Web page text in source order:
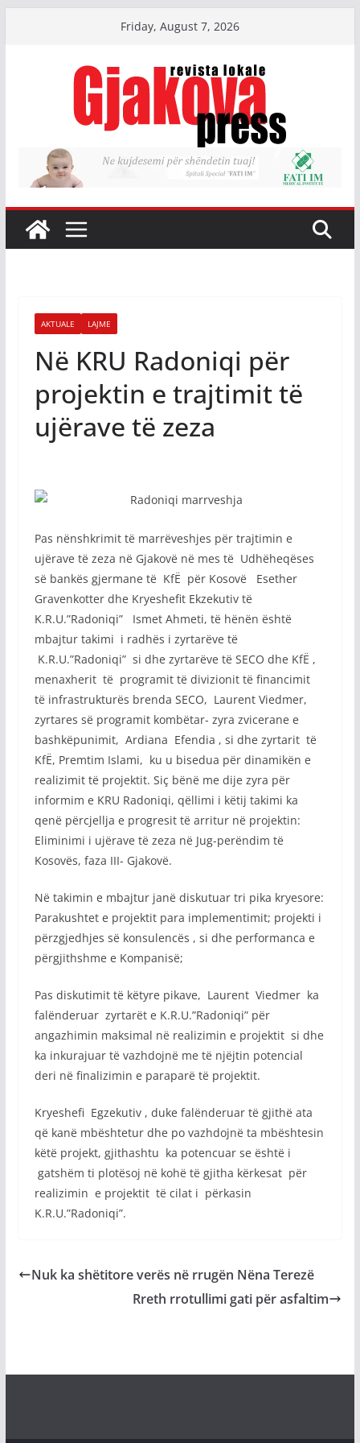
Friday, August 7, 2026
AKTUALE LAJME
Në KRU Radoniqi për
projektin e trajtimit të
ujërave të zeza
Pas nënshkrimit të marrëveshjes për trajtimin e
ujërave të zeza në Gjakovë në mes të Udhëheqëses
së bankës gjermane të KfË për Kosovë Esether
Gravenkotter dhe Kryeshefit Ekzekutiv të
K.R.U.”Radoniqi” Ismet Ahmeti, të hënën është
mbajtur takimi i radhës i zyrtarëve të
K.R.U.”Radoniqi” si dhe zyrtarëve të SECO dhe KfË ,
menaxherit të programit të divizionit të financimit
të infrastrukturës brenda SECO, Laurent Viedmer,
zyrtares së programit kombëtar- zyra zvicerane e
bashkëpunimit, Ardiana Efendia , si dhe zyrtarit të
KfË, Premtim Islami, ku u bisedua për dinamikën e
realizimit të projektit. Siç bënë me dije zyra për
informim e KRU Radoniqi, qëllimi i këtij takimi ka
qenë përcjellja e progresit të arritur në projektin:
Eliminimi i ujërave të zeza në Jug-perëndim të
Kosovës, faza III- Gjakovë.
Në takimin e mbajtur janë diskutuar tri pika kryesore:
Parakushtet e projektit para implementimit; projekti i
përzgjedhjes së konsulencës , si dhe performanca e
përgjithshme e Kompanisë;
Pas diskutimit të këtyre pikave, Laurent Viedmer ka
falënderuar zyrtarët e K.R.U.”Radoniqi” për
angazhimin maksimal në realizimin e projektit si dhe
ka inkurajuar të vazhdojnë me të njëjtin potencial
deri në finalizimin e paraparë të projektit.
Kryeshefi Egzekutiv , duke falënderuar të gjithë ata
që kanë mbështetur dhe po vazhdojnë ta mbështesin
këtë projekt, gjithashtu ka potencuar se është i
gatshëm ti plotësoj në kohë të gjitha kërkesat për
realizimin e projektit të cilat i përkasin
K.R.U.”Radoniqi”.
Nuk ka shëtitore verës në rrugën Nëna Terezë
Rreth rrotullimi gati për asfaltim